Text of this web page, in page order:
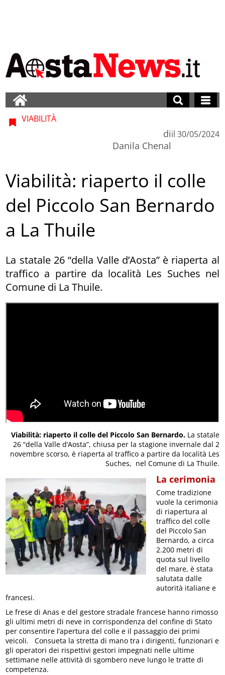
VIABILITÀ
di
Danila Chenal
il 30/05/2024
Viabilità: riaperto il colle
del Piccolo San Bernardo
a La Thuile
La statale 26 “della Valle d’Aosta” è riaperta al
traffico a partire da località Les Suches nel
Comune di La Thuile.
Viabilità: riaperto il colle del Piccolo San Bernardo.La statale
26 “della Valle d’Aosta”, chiusa per la stagione invernale dal 2
novembre scorso, è riaperta al traffico a partire da località Les
Suches, nel Comune di La Thuile.
La cerimonia
Come tradizione
vuole la cerimonia
di riapertura al
traffico del colle
del Piccolo San
Bernardo, a circa
2.200 metri di
quota sul livello
del mare, è stata
salutata dalle
autorità italiane e
francesi.
Le frese di Anas e del gestore stradale francese hanno rimosso
gli ultimi metri di neve in corrispondenza del confine di Stato
per consentire l’apertura del colle e il passaggio dei primi
veicoli. Consueta la stretta di mano tra i dirigenti, funzionari e
gli operatori dei rispettivi gestori impegnati nelle ultime
settimane nelle attività di sgombero neve lungo le tratte di
competenza.